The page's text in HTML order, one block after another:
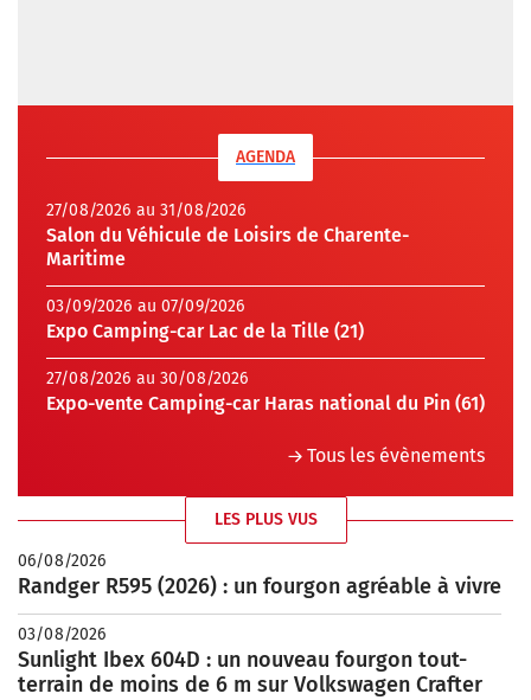
AGENDA
27/08/2026 au 31/08/2026
Salon du Véhicule de Loisirs de Charente-
Maritime
03/09/2026 au 07/09/2026
Expo Camping-car Lac de la Tille (21)
27/08/2026 au 30/08/2026
Expo-vente Camping-car Haras national du Pin (61)
Tous les évènements
LES PLUS VUS
06/08/2026
Randger R595 (2026) : un fourgon agréable à vivre
03/08/2026
Sunlight Ibex 604D : un nouveau fourgon tout-
terrain de moins de 6 m sur Volkswagen Crafter